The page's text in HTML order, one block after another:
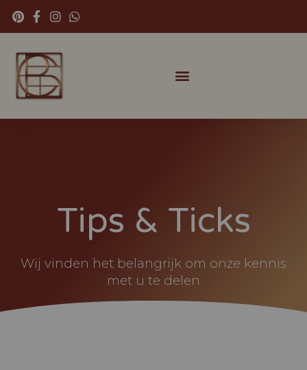
Tips & Ticks
Wij vinden het belangrijk om onze kennis
met u te delen